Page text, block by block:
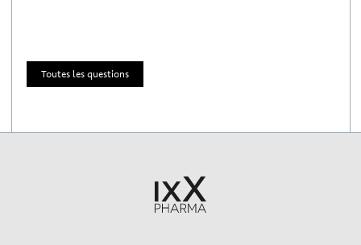
Toutes les questions